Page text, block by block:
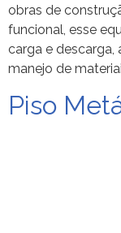
obras de
funcional, esse
carga e descarga,
manejo de
Piso